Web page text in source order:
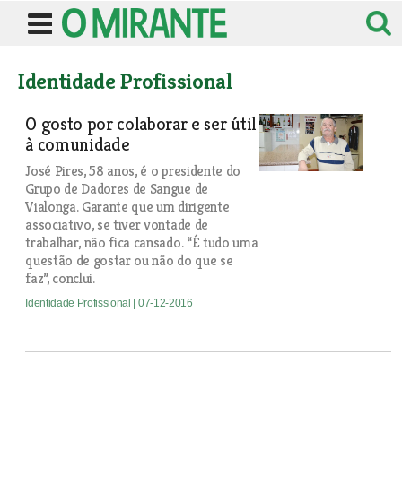
Identidade Profissional
O gosto por colaborar e ser útil
à comunidade
José Pires, 58 anos, é o presidente do
Grupo de Dadores de Sangue de
Vialonga. Garante que um dirigente
associativo, se tiver vontade de
trabalhar, não fica cansado. “É tudo uma
questão de gostar ou não do que se
faz”, conclui.
Identidade Profissional | 07-12-2016